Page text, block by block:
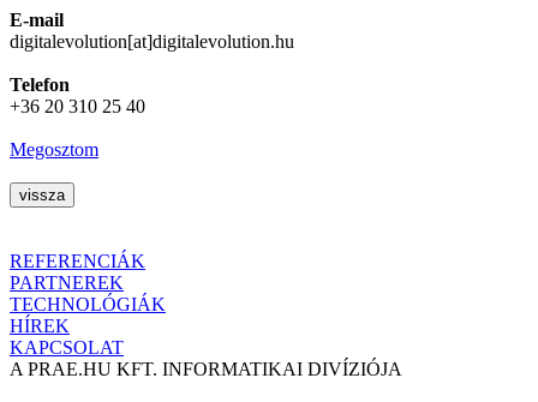
E-mail
digitalevolution[at]digitalevolution.hu
Telefon
+36 20 310 25 40
Megosztom
REFERENCIÁK
PARTNEREK
TECHNOLÓGIÁK
HÍREK
KAPCSOLAT
A PRAE.HU KFT. INFORMATIKAI DIVÍZIÓJA